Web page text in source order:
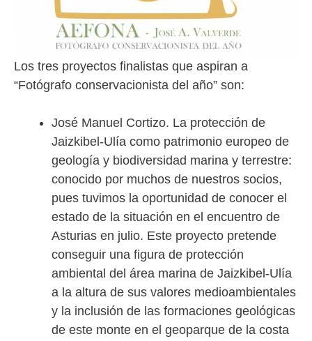
Los tres proyectos finalistas que aspiran a
“Fotógrafo conservacionista del año” son:
José Manuel Cortizo. La protección de
Jaizkibel-Ulía como patrimonio europeo de
geología y biodiversidad marina y terrestre:
conocido por muchos de nuestros socios,
pues tuvimos la oportunidad de conocer el
estado de la situación en el encuentro de
Asturias en julio. Este proyecto pretende
conseguir una figura de protección
ambiental del área marina de Jaizkibel-Ulía
a la altura de sus valores medioambientales
y la inclusión de las formaciones geológicas
de este monte en el geoparque de la costa